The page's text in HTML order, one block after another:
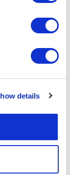
details
of per team.
je